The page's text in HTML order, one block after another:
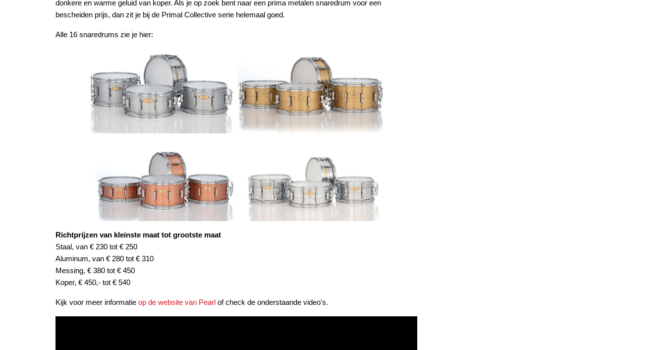
donkere en warme geluid van koper. Als je op zoek bent naar een prima metalen snaredrum voor een
bescheiden prijs, dan zit je bij de Primal Collective serie helemaal goed.
Alle 16 snaredrums zie je hier:
Richtprijzen van kleinste maat tot grootste maat
Staal, van € 230 tot € 250
Aluminum, van € 280 tot € 310
Messing, € 380 tot € 450
Koper, € 450,- tot € 540
Kijk voor meer informatie op de website van Pearl of check de onderstaande video's.